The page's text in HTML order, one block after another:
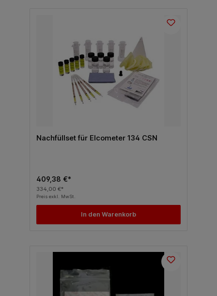
Nachfüllset für Elcometer 134 CSN
409,38 €*
334,00 €*
Preis exkl. MwSt.
In den Warenkorb